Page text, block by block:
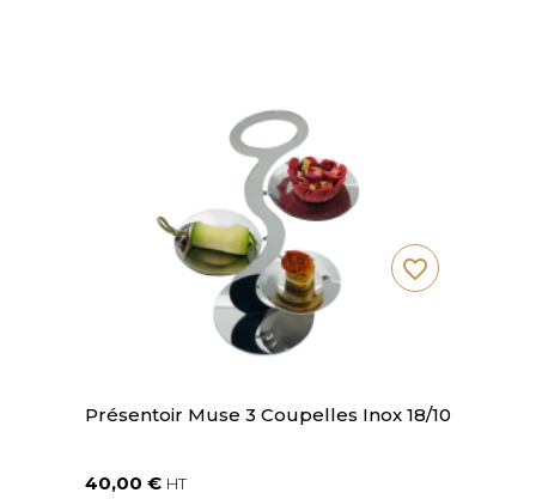
Présentoir Muse 3 Coupelles Inox 18/10
40,00 € HT
favorite_border